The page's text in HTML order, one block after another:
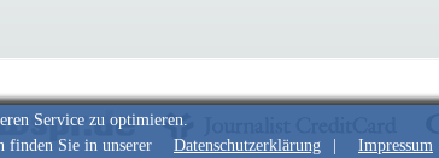
Service zu optimieren.
finden Sie in unserer Datenschutzerklärung Impressum